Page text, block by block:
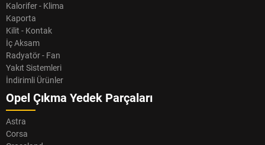
Kalorifer - Klima
Kaporta
Kilit - Kontak
İç Aksam
Radyatör - Fan
Yakıt Sistemleri
İndirimli Ürünler
Opel Çıkma Yedek Parçaları
Astra
Corsa